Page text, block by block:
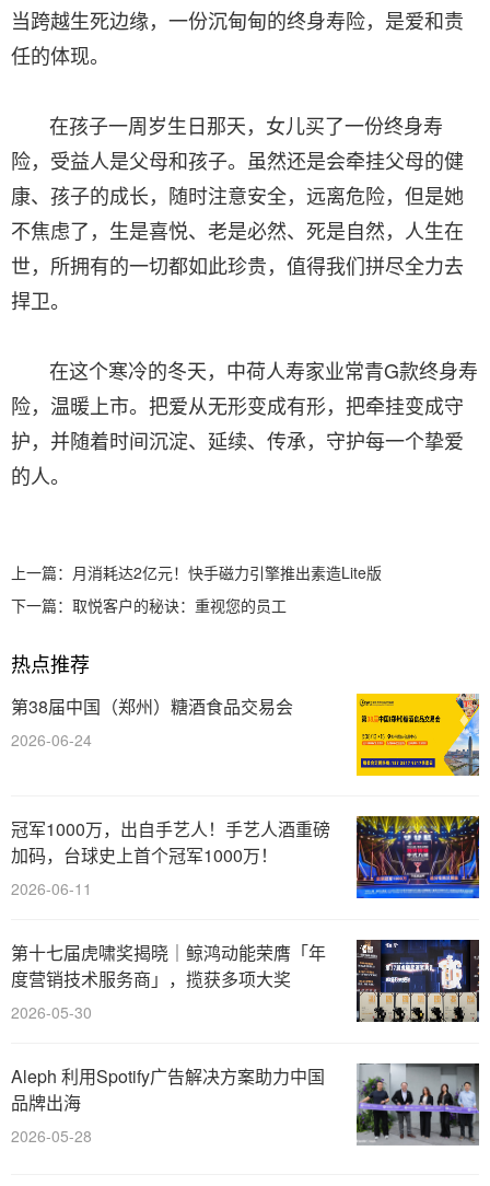
当跨越生死边缘，一份沉甸甸的终身寿险，是爱和责
任的体现。
在孩子一周岁生日那天，女儿买了一份终身寿
险，受益人是父母和孩子。虽然还是会牵挂父母的健
康、孩子的成长，随时注意安全，远离危险，但是她
不焦虑了，生是喜悦、老是必然、死是自然，人生在
世，所拥有的一切都如此珍贵，值得我们拼尽全力去
捍卫。
在这个寒冷的冬天，中荷人寿家业常青G款终身寿
险，温暖上市。把爱从无形变成有形，把牵挂变成守
护，并随着时间沉淀、延续、传承，守护每一个挚爱
的人。
上一篇： 月消耗达2亿元！快手磁力引擎推出素造Lite版
下一篇： 取悦客户的秘诀：重视您的员工
热点推荐
第38届中国（郑州）糖酒食品交易会
2026-06-24
冠军1000万，出自手艺人！手艺人酒重磅
加码，台球史上首个冠军1000万！
2026-06-11
第十七届虎啸奖揭晓｜鲸鸿动能荣膺「年
度营销技术服务商」，揽获多项大奖
2026-05-30
Aleph 利用Spotify广告解决方案助力中国
品牌出海
2026-05-28